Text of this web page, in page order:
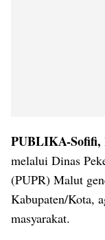
PUBLIKA-Sofifi,
melalui Dinas
(PUPR) Malut
Kabupaten/Kota,
masyarakat.